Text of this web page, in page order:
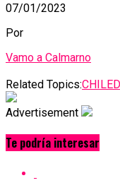
07/01/2023
Por
Vamo a Calmarno
Related Topics:CHILE
Advertisement
Te podría interesar